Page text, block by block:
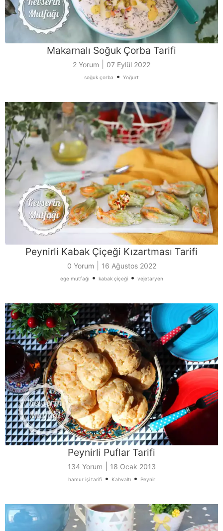
Makarnalı Soğuk Çorba Tarifi
2 Yorum 07 Eylül 2022
soğuk çorba • Yoğurt
Peynirli Kabak Çiçeği Kızartması Tarifi
0 Yorum 16 Ağustos 2022
ege mutfağı• kabak çiçeği• vejetaryen
Peynirli Puflar Tarifi
134 Yorum 18 Ocak 2013
hamur işi tarifi• Kahvaltı• Peynir